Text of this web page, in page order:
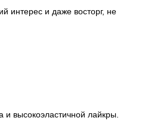
интерес и даже восторг, не
и высокоэластичной лайкры.